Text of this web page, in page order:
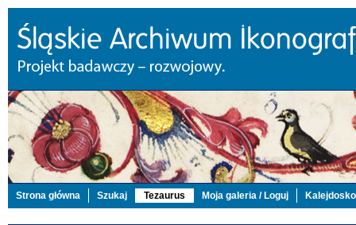
Strona główna Szukaj Tezaurus Moja galeria / Loguj